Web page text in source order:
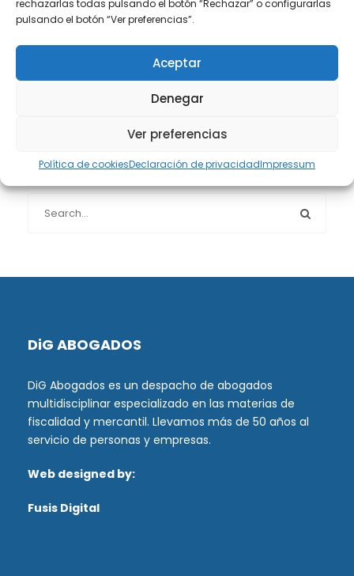
rechazarlas todas pulsando el botón “Rechazar” o configurarlas
pulsando el botón “Ver preferencias”.
Aceptar
Denegar
Ver preferencias
Política de cookiesDeclaración de privacidadImpressum
Protección de datos(40)
Buscador de artículos
DiG ABOGADOS
DiG Abogados es un despacho de abogados
multidisciplinar especializado en las materias de
fiscalidad y mercantil. Llevamos más de 50 años al
servicio de personas y empresas.
Web designed by:
Fusis Digital